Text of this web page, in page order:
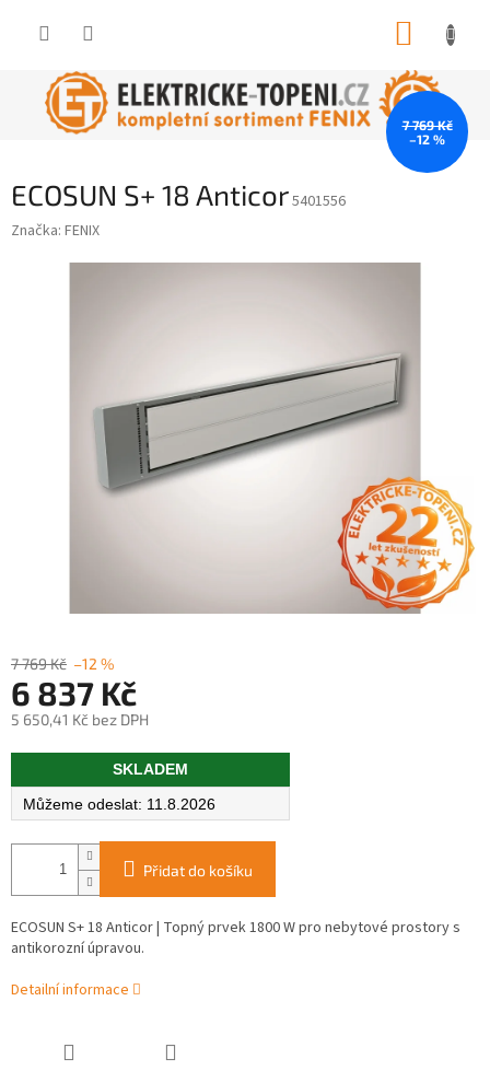
ECOSUN S+ 18 Anticor5401556
Značka: FENIX
7 769 Kč
–12 %
7 769 Kč –12 %
6 837 Kč
5 650,41 Kč bez DPH
Měrná
SKLADEM
11.8.2026
Přidat do košíku
ECOSUN S+ 18 Anticor | Topný prvek 1800 W pro nebytové prostory s
antikorozní úpravou.
Detailní informace